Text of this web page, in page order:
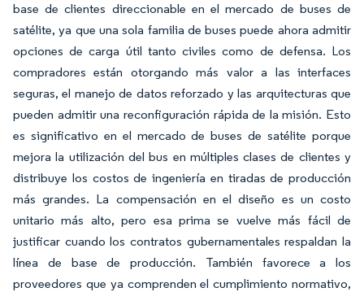
base de clientes direccionable en el mercado de buses de
satélite, ya que una sola familia de buses puede ahora admitir
opciones de carga útil tanto civiles como de defensa. Los
compradores están otorgando más valor a las interfaces
seguras, el manejo de datos reforzado y las arquitecturas que
pueden admitir una reconfiguración rápida de la misión. Esto
es significativo en el mercado de buses de satélite porque
mejora la utilización del bus en múltiples clases de clientes y
distribuye los costos de ingeniería en tiradas de producción
más grandes. La compensación en el diseño es un costo
unitario más alto, pero esa prima se vuelve más fácil de
justificar cuando los contratos gubernamentales respaldan la
línea de base de producción. También favorece a los
proveedores que ya comprenden el cumplimiento normativo,